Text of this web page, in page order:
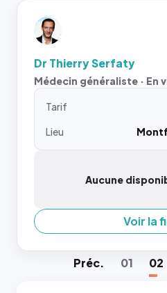
Dr Thierry Serfaty
Médecin généraliste · En
Tarif
Lieu
Aucune
Voir la
Préc. 01 02